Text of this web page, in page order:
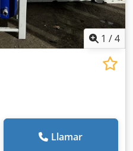
1 /4
Llamar